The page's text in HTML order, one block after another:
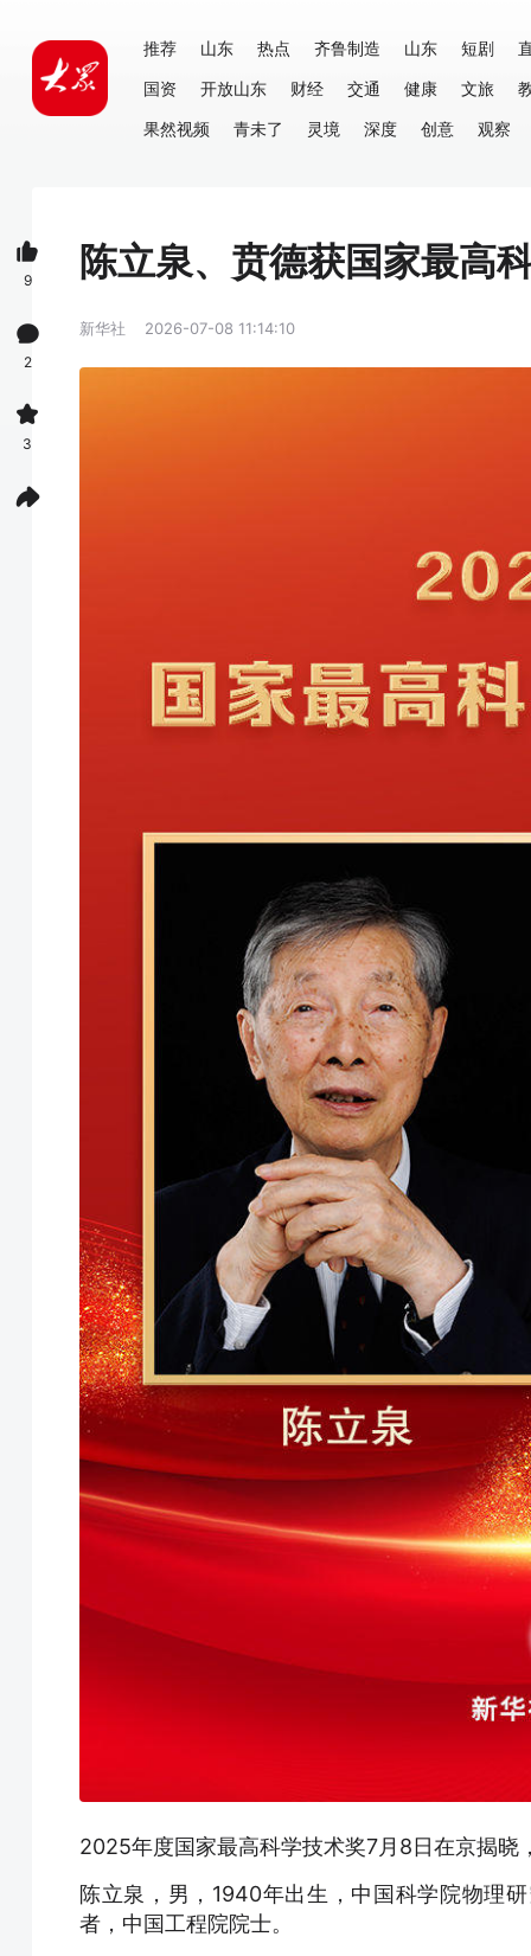
推荐 山东 热点 齐鲁制造 山东 短剧
国资
开放山东 财经 交通 健康 文旅
果然视频
青未了 灵境 深度 创意 观察
陈立泉、贲德获国家最高
新华社 2026-07-08 11:14:10
2025年度国家最高科学技术奖7月8日在京揭
陈立泉，男，1940年出生，中国科学院物理
者，中国工程院院士。
9
2
3